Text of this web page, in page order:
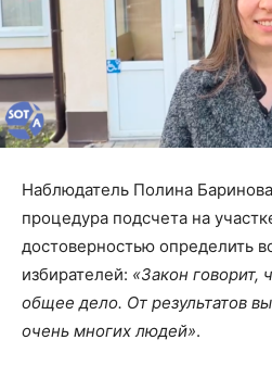
Наблюдатель Полина Баринова
процедура подсчета на
достоверностью определить
избирателей: «Закон
общее дело. От результатов
очень многих людей».